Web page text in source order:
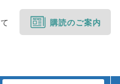
購読のご案内